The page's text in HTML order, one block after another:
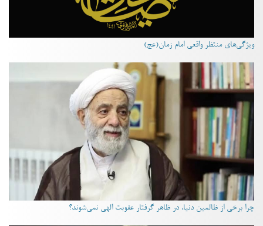
ویژگی‌های منتظر واقعی امام زمان(عج)
چرا برخی از ظالمین دنیا، در ظاهر گرفتار عقوبت الهی نمی‌شوند؟